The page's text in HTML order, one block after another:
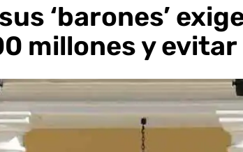
‘barones’
millones y evitar